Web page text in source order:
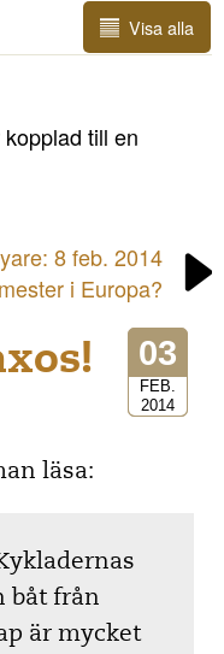
Visa alla
till en
8 feb. 2014
i Europa?
03
FEB.
2014
läsa:
båt från
är mycket